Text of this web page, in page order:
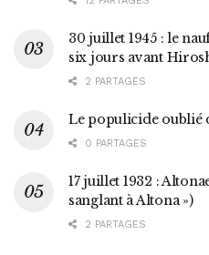
30 juillet 1945 : le
six jours avant
2 PARTAGES
Le populicide oublié
0 PARTAGES
17 juillet 1932 :
sanglant à Altona »)
2 PARTAGES